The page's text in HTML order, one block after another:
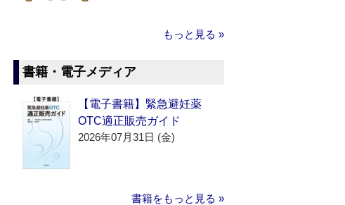
もっと見る »
書籍・電子メディア
【電子書籍】緊急避妊薬
OTC適正販売ガイド
2026年07月31日 (金)
書籍をもっと見る »